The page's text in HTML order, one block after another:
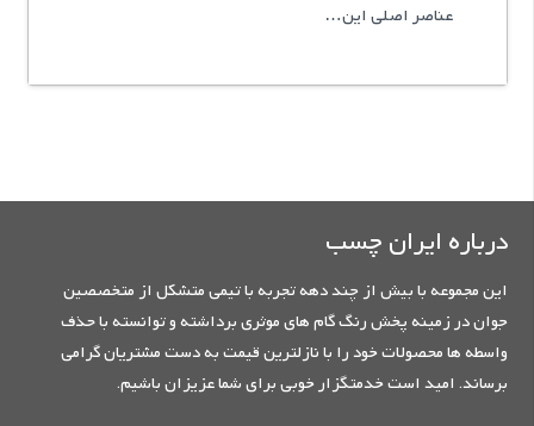
عناصر اصلی این…
درباره ایران چسب
این مجموعه با بیش از چند دهه تجربه با تیمی متشکل از متخصصین
جوان در زمینه پخش رنگ گام های موثری برداشته و توانسته با حذف
واسطه ها محصولات خود را با نازلترین قیمت به دست مشتریان گرامی
برساند. امید است خدمتگزار خوبی برای شما عزیزان باشیم.